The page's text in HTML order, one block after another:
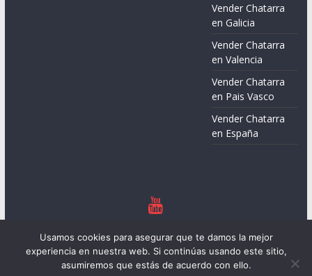
Vender Chatarra
en Galicia
Vender Chatarra
en Valencia
Vender Chatarra
en Pais Vasco
Vender Chatarra
en España
derechos reservados.
Tema:ColorMagpor ThemeGrill. Funciona conWordPress
Usamos cookies para asegurar que te damos la mejor
experiencia en nuestra web. Si continúas usando este sitio,
asumiremos que estás de acuerdo con ello.